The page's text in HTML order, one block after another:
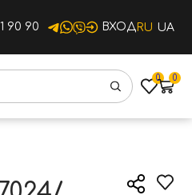
90 90 ВХОД RU UA
0 0